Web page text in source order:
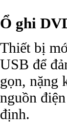
Ổ ghi
Thiết bị
USB để
gọn, nặng
nguồn
định.